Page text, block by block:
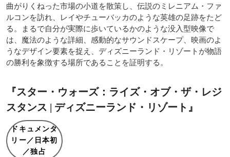
曲がりくねった市場の小道を散策し、伝説のミレニアム・ファ
ルコンを訪れ、レイやチューバッカのような英雄の足跡をたど
る。まるで自分が実際に歩いているかのような没入型映像で
は、魔法のような詳細、感動的なサウンドスケープ、映画のよ
うなデザイン要素を捉え、ディズニーランド・リゾートが物語
の勝利を象徴する場所であることを証明する。
『スター・ウォーズ：ライズ・オブ・ザ・レジ
スタンス | ディズニーランド・リゾート』
ドキュメンタ
リー／日本初
／独占